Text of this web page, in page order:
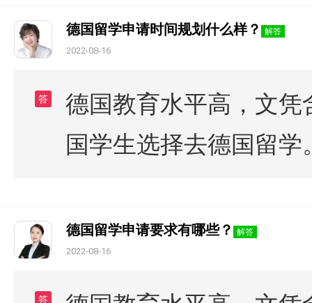
德国留学申请时间规划什么样？ 解答
2022-08-16
答
德国教育水平高，文
国学生选择去德国留学
德国留学申请要求有哪些？ 解答
2022-08-16
答